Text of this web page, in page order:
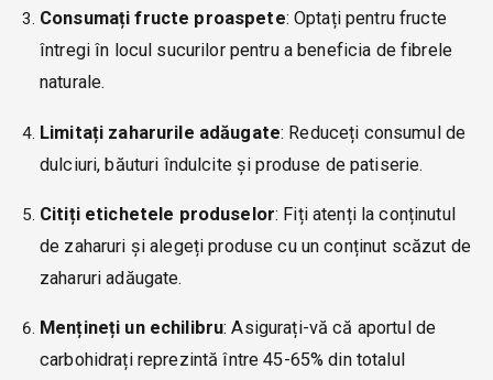
Consumați fructe proaspete: Optați pentru fructe
întregi în locul sucurilor pentru a beneficia de fibrele
naturale.
Limitați zaharurile adăugate: Reduceți consumul de
dulciuri, băuturi îndulcite și produse de patiserie.
Citiți etichetele produselor: Fiți atenți la conținutul
de zaharuri și alegeți produse cu un conținut scăzut de
zaharuri adăugate.
Mențineți un echilibru: Asigurați-vă că aportul de
carbohidrați reprezintă între 45-65% din totalul